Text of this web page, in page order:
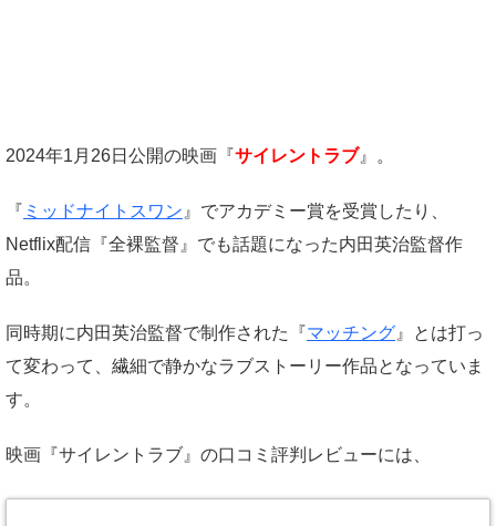
2024年1月26日公開の映画『サイレントラブ』。
『 ミッドナイトスワン 』でアカデミー賞を受賞したり、
Netflix配信『全裸監督』でも話題になった内田英治監督作
品。
同時期に内田英治監督で制作された『マッチング 』とは打っ
て変わって、繊細で静かなラブストーリー作品となっていま
す。
映画『サイレントラブ』の口コミ評判レビューには、